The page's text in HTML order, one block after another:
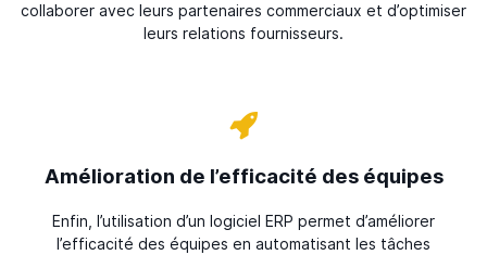
collaborer avec leurs partenaires commerciaux et d’optimiser
leurs relations fournisseurs.
Amélioration de l’efficacité des équipes
Enfin, l’utilisation d’un logiciel ERP permet d’améliorer
l’efficacité des équipes en automatisant les tâches